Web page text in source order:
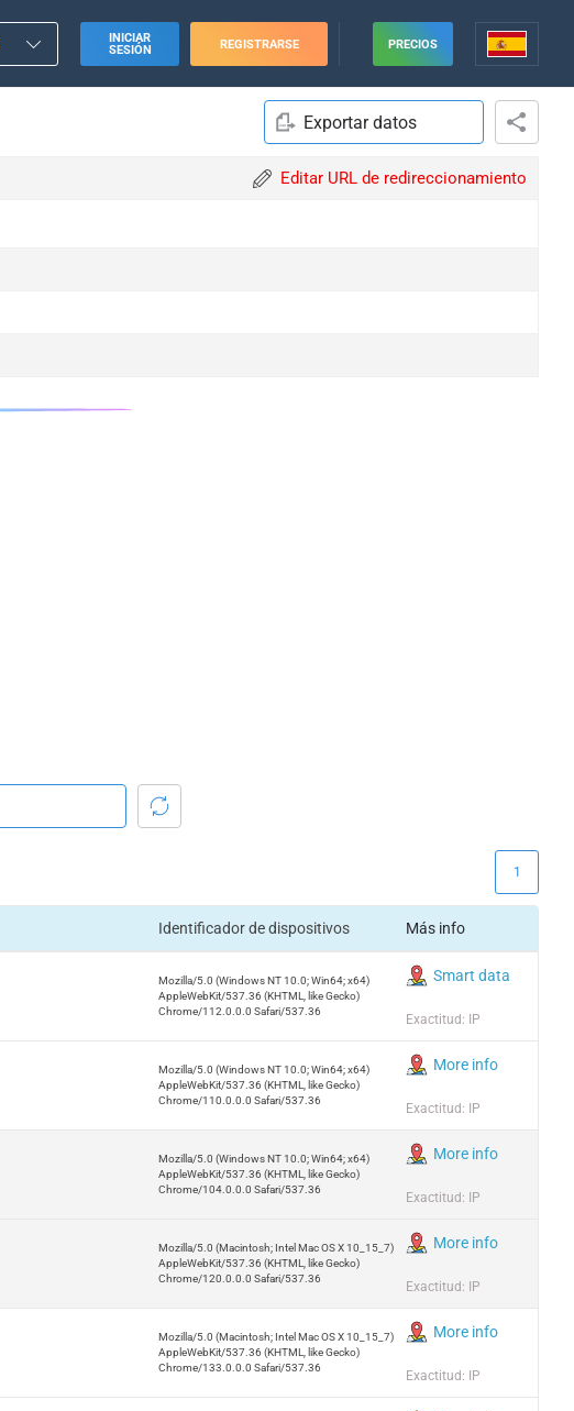
INICIAR
SESIÓN
REGISTRARSE PRECIOS
Exportar datos
Editar URL de redireccionamiento
1
Identificador de dispositivos Más info
Mozilla/5.0 (Windows NT 10.0; Win64; x64)
AppleWebKit/537.36 (KHTML, like Gecko)
Chrome/112.0.0.0 Safari/537.36
Smart data
Exactitud: IP
Mozilla/5.0 (Windows NT 10.0; Win64; x64)
AppleWebKit/537.36 (KHTML, like Gecko)
Chrome/110.0.0.0 Safari/537.36
More info
Exactitud: IP
Mozilla/5.0 (Windows NT 10.0; Win64; x64)
AppleWebKit/537.36 (KHTML, like Gecko)
Chrome/104.0.0.0 Safari/537.36
More info
Exactitud: IP
Mozilla/5.0 (Macintosh; Intel Mac OS X 10_15_7)
AppleWebKit/537.36 (KHTML, like Gecko)
Chrome/120.0.0.0 Safari/537.36
More info
Exactitud: IP
Mozilla/5.0 (Macintosh; Intel Mac OS X 10_15_7)
AppleWebKit/537.36 (KHTML, like Gecko)
Chrome/133.0.0.0 Safari/537.36
More info
Exactitud: IP